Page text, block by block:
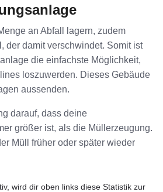
an Abfall lagern, zudem
der damit verschwindet. Somit ist
die einfachste Möglichkeit,
loszuwerden. Dieses Gebäude
aussenden.
darauf, dass deine
größer ist, als die Müllerzeugung.
Müll früher oder später wieder
wird dir oben links diese Statistik zur